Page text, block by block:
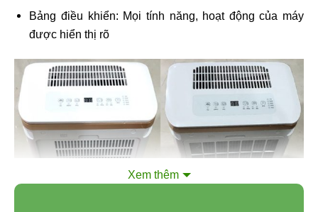
Bảng điều khiển: Mọi tính năng, hoạt động của máy
được hiển thị rõ
Xem thêm